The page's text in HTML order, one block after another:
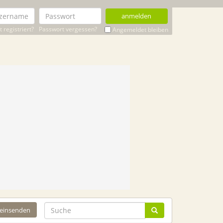
anmelden
registriert? Passwort vergessen? Angemeldet bleiben